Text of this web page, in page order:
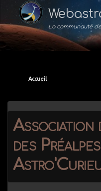
La communauté
Accueil
Association
des